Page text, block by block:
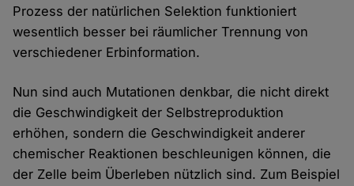
Prozess der natürlichen Selektion funktioniert
wesentlich besser bei räumlicher Trennung von
verschiedener Erbinformation.
Nun sind auch Mutationen denkbar, die nicht direkt
die Geschwindigkeit der Selbstreproduktion
erhöhen, sondern die Geschwindigkeit anderer
chemischer Reaktionen beschleunigen können, die
der Zelle beim Überleben nützlich sind. Zum Beispiel